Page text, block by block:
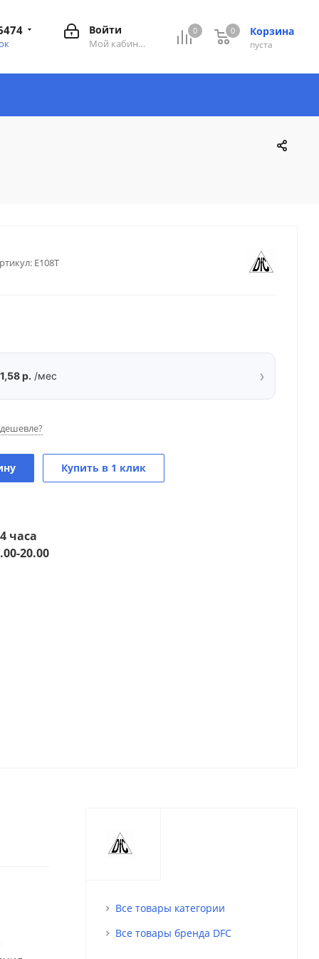
0 Корзина
0
пуста
0
Войти
Мой кабинет
E108T
р. /мес ›
Купить в 1 клик
часа
20.00
Все товары категории
Все товары бренда DFC